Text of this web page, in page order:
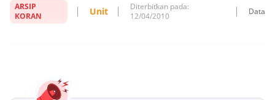
ARSIP
KORAN
Unit
Diterbitkan pada:
12/04/2010
Data